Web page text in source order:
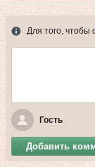
Для того, чтобы
Гость
Добавить